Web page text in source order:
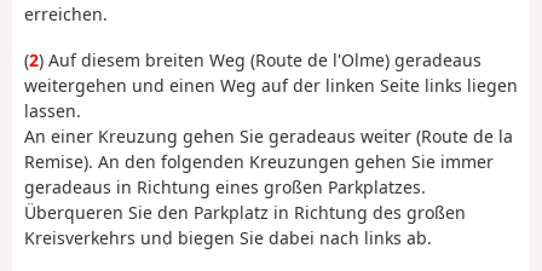
erreichen.
(2) Auf diesem breiten Weg (Route de l'Olme) geradeaus
weitergehen und einen Weg auf der linken Seite links liegen
lassen.
An einer Kreuzung gehen Sie geradeaus weiter (Route de la
Remise). An den folgenden Kreuzungen gehen Sie immer
geradeaus in Richtung eines großen Parkplatzes.
Überqueren Sie den Parkplatz in Richtung des großen
Kreisverkehrs und biegen Sie dabei nach links ab.